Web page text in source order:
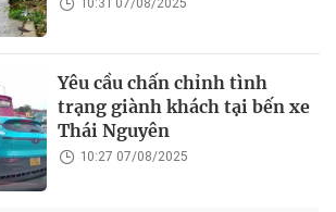
10:31 07/08/2025
Yêu cầu chấn chỉnh tình
trạng giành khách tại bến xe
Thái Nguyên
10:27 07/08/2025